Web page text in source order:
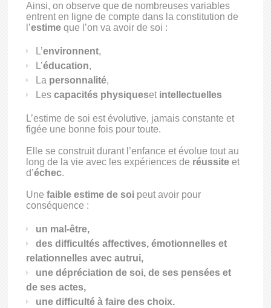
Ainsi, on observe que de nombreuses variables
entrent en ligne de compte dans la constitution de
l’estimeque l’on va avoir de soi :
L’environnent,
L’éducation,
La personnalité,
Lescapacités physiqueset intellectuelles
L’estime de soi est évolutive, jamais constante et
figée une bonne fois pour toute.
Elle se construit durant l’enfance et évolue tout au
long de la vie avec les expériences de réussiteet
d’échec.
Unefaible estime de soi peut avoir pour
conséquence :
un mal-être,
des difficultés affectives, émotionnelles et
relationnelles avec autrui,
une dépréciation de soi, de ses pensées et
de ses actes,
une difficulté à faire des choix.